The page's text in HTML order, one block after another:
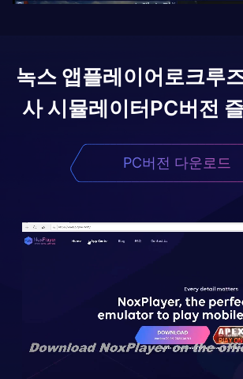
녹스 앱플레이어로크루
사 시뮬레이터PC버전
PC버전 다운로드